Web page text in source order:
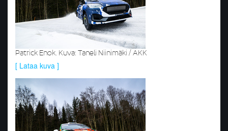
Patrick Enok. Kuva: Taneli Niinimäki / AKK
[ Lataa kuva ]